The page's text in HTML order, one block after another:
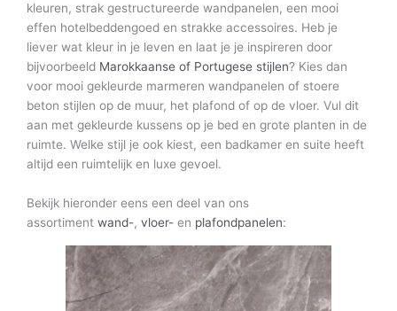
kleuren, strak gestructureerde wandpanelen, een mooi
effen hotelbeddengoed en strakke accessoires. Heb je
liever wat kleur in je leven en laat je je inspireren door
bijvoorbeeld Marokkaanse of Portugese stijlen? Kies dan
voor mooi gekleurde marmeren wandpanelen of stoere
beton stijlen op de muur, het plafond of op de vloer. Vul dit
aan met gekleurde kussens op je bed en grote planten in de
ruimte. Welke stijl je ook kiest, een badkamer en suite heeft
altijd een ruimtelijk en luxe gevoel.
Bekijk hieronder eens een deel van ons
assortiment wand-, vloer- en plafondpanelen: